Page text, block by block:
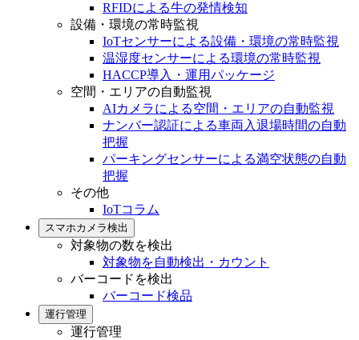
RFIDによる牛の発情検知
設備・環境の常時監視
IoTセンサーによる設備・環境の常時監視
温湿度センサーによる環境の常時監視
HACCP導入・運用パッケージ
空間・エリアの自動監視
AIカメラによる空間・エリアの自動監視
ナンバー認証による車両入退場時間の自動
把握
パーキングセンサーによる満空状態の自動
把握
その他
IoTコラム
スマホカメラ検出
対象物の数を検出
対象物を自動検出・カウント
バーコードを検出
バーコード検品
運行管理
運行管理